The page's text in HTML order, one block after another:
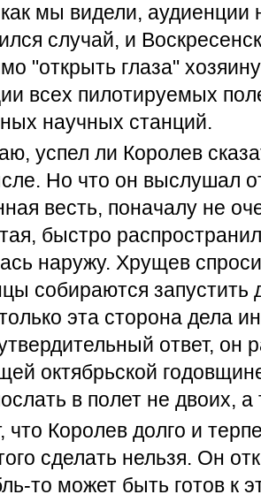
мы видели, аудиенции
случай, и
"открыть глаза"
всех пилотируемых
научных станций.
успел ли Королев
Но что он выслушал
весть, поначалу не
быстро
наружу. Хрущев
собираются запустить
эта сторона дела
ответ, он
октябрьской
в полет не двоих, а
что Королев долго и
сделать нельзя. Он
то может быть готов к